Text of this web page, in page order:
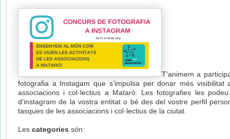
T'animem a
fotografia a Instagam que s’impulsa per donar més
associacions i col·lectius a Mataró. Les fotografies les
d'instagram de la vostra entitat o bé des del vostre perfil
tasques de les associacions i col·lectius de la ciutat.
Les categories són: